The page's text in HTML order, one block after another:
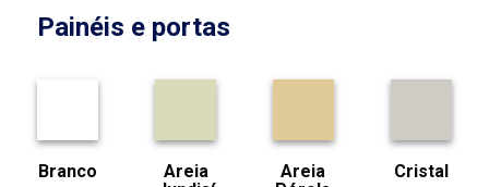
Painéis e portas
Branco
Areia
Areia
Cristal